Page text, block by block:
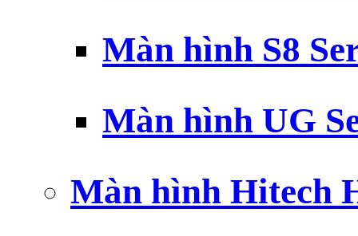
Màn hình S8
Màn hình UG
Màn hình Hitech